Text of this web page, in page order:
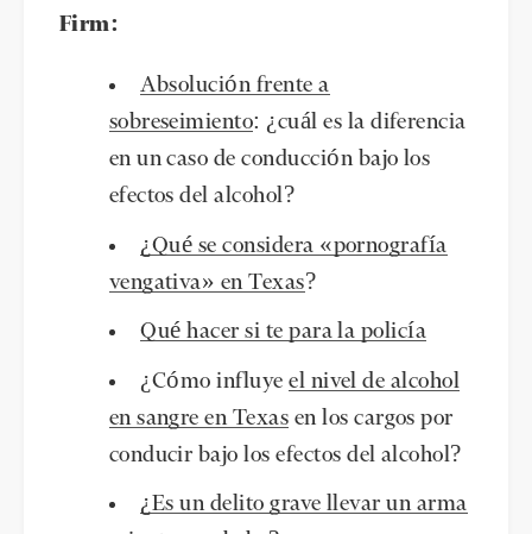
Firm:
Absolución frente a
sobreseimiento: ¿cuál es la diferencia
en un caso de conducción bajo los
efectos del alcohol?
¿Qué se considera «pornografía
vengativa» en Texas?
Qué hacer si te para la policía
¿Cómo influyeel nivel de alcohol
en sangre en Texas en los cargos por
conducir bajo los efectos del alcohol?
¿Es un delito grave llevar un arma